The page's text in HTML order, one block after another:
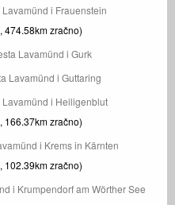
i Frauenstein
474.58km zračno)
Lavamünd i Gurk
Lavamünd i Guttaring
i Heiligenblut
166.37km zračno)
i Krems in Kärnten
102.39km zračno)
i Krumpendorf am Wörther See